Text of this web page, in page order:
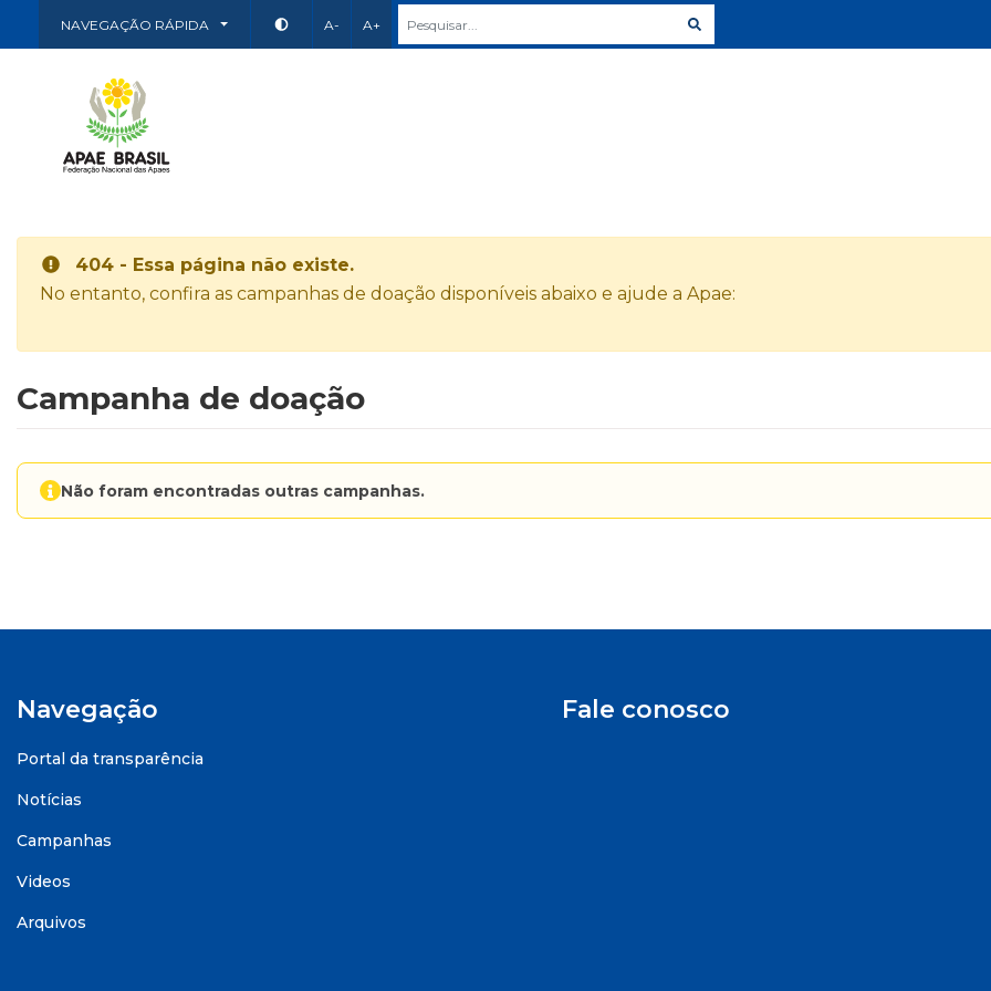
NAVEGAÇÃO RÁPIDA A- A+
404 - Essa página não existe.
No entanto, confira as campanhas de doação disponíveis abaixo e ajude a Apae:
Campanha de doação
Não foram encontradas outras campanhas.
Navegação
Portal da transparência
Notícias
Campanhas
Videos
Arquivos
Fale conosco